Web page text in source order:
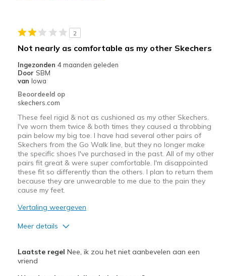
Going Out
Travel
Width
View On Shoes
Shoes are for Wearing
2
Not nearly as comfortable as my other Skechers
Ingezonden 4 maanden geleden
Door SBM
van Iowa
Beoordeeld op
skechers.com
These feel rigid & not as cushioned as my other Skechers.
I've worn them twice & both times they caused a throbbing
pain below my big toe. I have had several other pairs of
Skechers from the Go Walk line, but they no longer make
the specific shoes I've purchased in the past. All of my other
pairs fit great & were super comfortable. I'm disappointed
these fit so differently than the others. I plan to return them
because they are unwearable to me due to the pain they
cause my feet.
Vertaling weergeven
Meer details
Poor Cushioning
Laatste regel Nee, ik zou het niet aanbevelen aan een
vriend